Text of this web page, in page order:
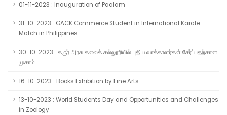
01-11-2023 : Inauguration of Paalam
31-10-2023 : GACK Commerce Student in International Karate
Match in Philippines
30-10-2023 : கரூர் அரசு கலைக் கல்லூரியில் புதிய வாக்காளர்கள் சேர்ப்பதற்கான
முகாம்
16-10-2023 : Books Exhibition by Fine Arts
13-10-2023 : World Students Day and Opportunities and Challenges
in Zoology